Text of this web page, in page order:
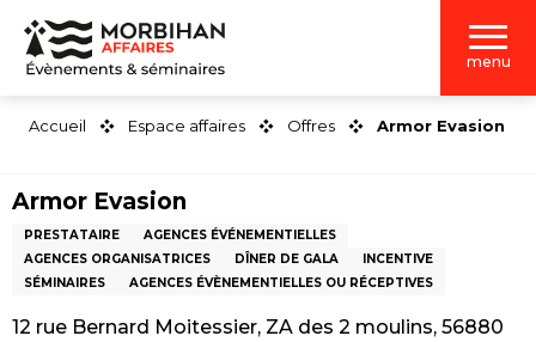
Aller
contenu
menu
Accueil Espace affaires Offres Armor Evasion
Armor Evasion
PRESTATAIRE
AGENCES ÉVÉNEMENTIELLES
AGENCES ORGANISATRICES
DÎNER DE GALA
INCENTIVE
SÉMINAIRES
AGENCES ÉVÈNEMENTIELLES OU RÉCEPTIVES
12 rue Bernard Moitessier, ZA des 2 moulins, 56880